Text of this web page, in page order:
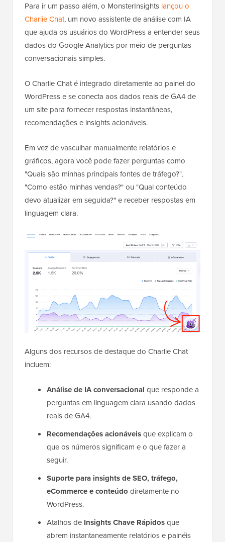
Para ir um passo além, o MonsterInsights lançou o
Charlie Chat, um novo assistente de análise com IA
que ajuda os usuários do WordPress a entender seus
dados do Google Analytics por meio de perguntas
conversacionais simples.
O Charlie Chat é integrado diretamente ao painel do
WordPress e se conecta aos dados reais de GA4 de
um site para fornecer respostas instantâneas,
recomendações e insights acionáveis.
Em vez de vasculhar manualmente relatórios e
gráficos, agora você pode fazer perguntas como
"Quais são minhas principais fontes de tráfego?",
"Como estão minhas vendas?" ou "Qual conteúdo
devo atualizar em seguida?" e receber respostas em
linguagem clara.
Alguns dos recursos de destaque do Charlie Chat
incluem:
Análise de IA conversacional que responde a
perguntas em linguagem clara usando dados
reais de GA4.
Recomendações acionáveisque explicam o
que os números significam e o que fazer a
seguir.
Suporte para insights de SEO, tráfego,
eCommerce e conteúdo diretamente no
WordPress.
Atalhos de Insights Chave Rápidosque
abrem instantaneamente relatórios e painéis